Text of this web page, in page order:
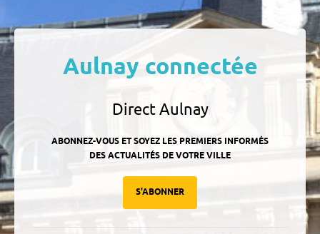
Aulnay connectée
Direct Aulnay
ABONNEZ-VOUS ET SOYEZ LES PREMIERS INFORMÉS
DES ACTUALITÉS DE VOTRE VILLE
S'ABONNER